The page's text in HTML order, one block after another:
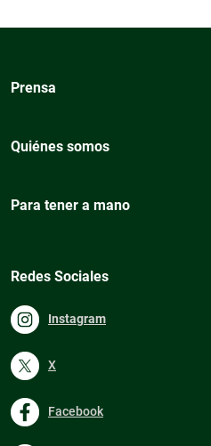
Prensa
Quiénes somos
Para tener a mano
Redes Sociales
Instagram
X
Facebook